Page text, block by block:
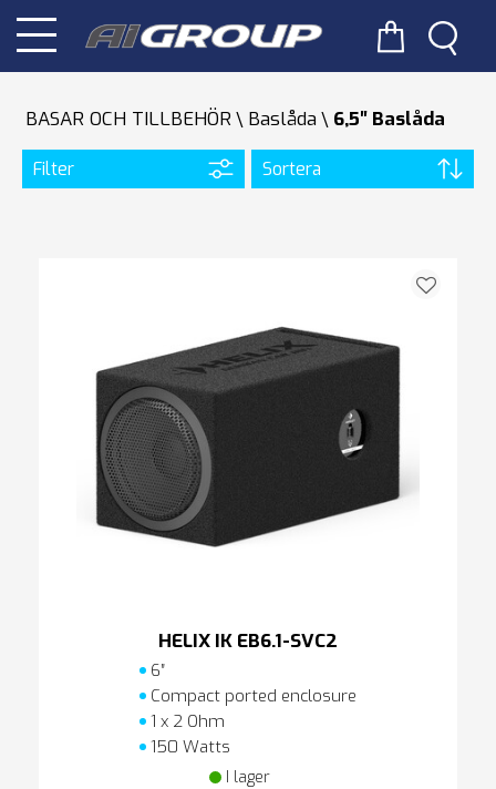
BASAR OCH TILLBEHÖR Baslåda 6,5″ Baslåda
Filter Sortera
HELIX IK EB6.1-SVC2
6″
Compact ported enclosure
1 x 2 Ohm
150 Watts
I lager